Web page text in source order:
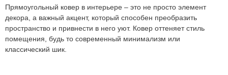
Прямоугольный ковер в интерьере – это не просто элемент
декора, а важный акцент, который способен преобразить
пространство и привнести в него уют. Ковер оттеняет стиль
помещения, будь то современный минимализм или
классический шик.
Отправить
Мы не передадим ваш телефон третьим лицам, только
позвоним и подробно проконсультируем по всем вопросам,
которые действительно для Вас важны.